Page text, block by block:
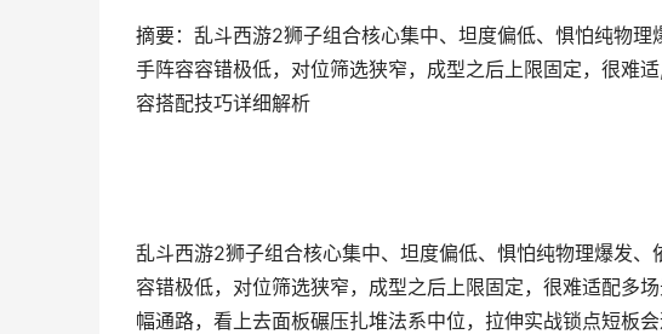
摘要：乱斗西游2狮子组合核心集中、坦度偏低、惧怕纯物
手阵容容错极低，对位筛选狭窄，成型之后上限固定，很难
容搭配技巧详细解析
乱斗西游2狮子组合核心集中、坦度偏低、惧怕纯物理爆发
容错极低，对位筛选狭窄，成型之后上限固定，很难适配多
幅通路，看上去面板碾压扎堆法系中位，拉伸实战锁点短板